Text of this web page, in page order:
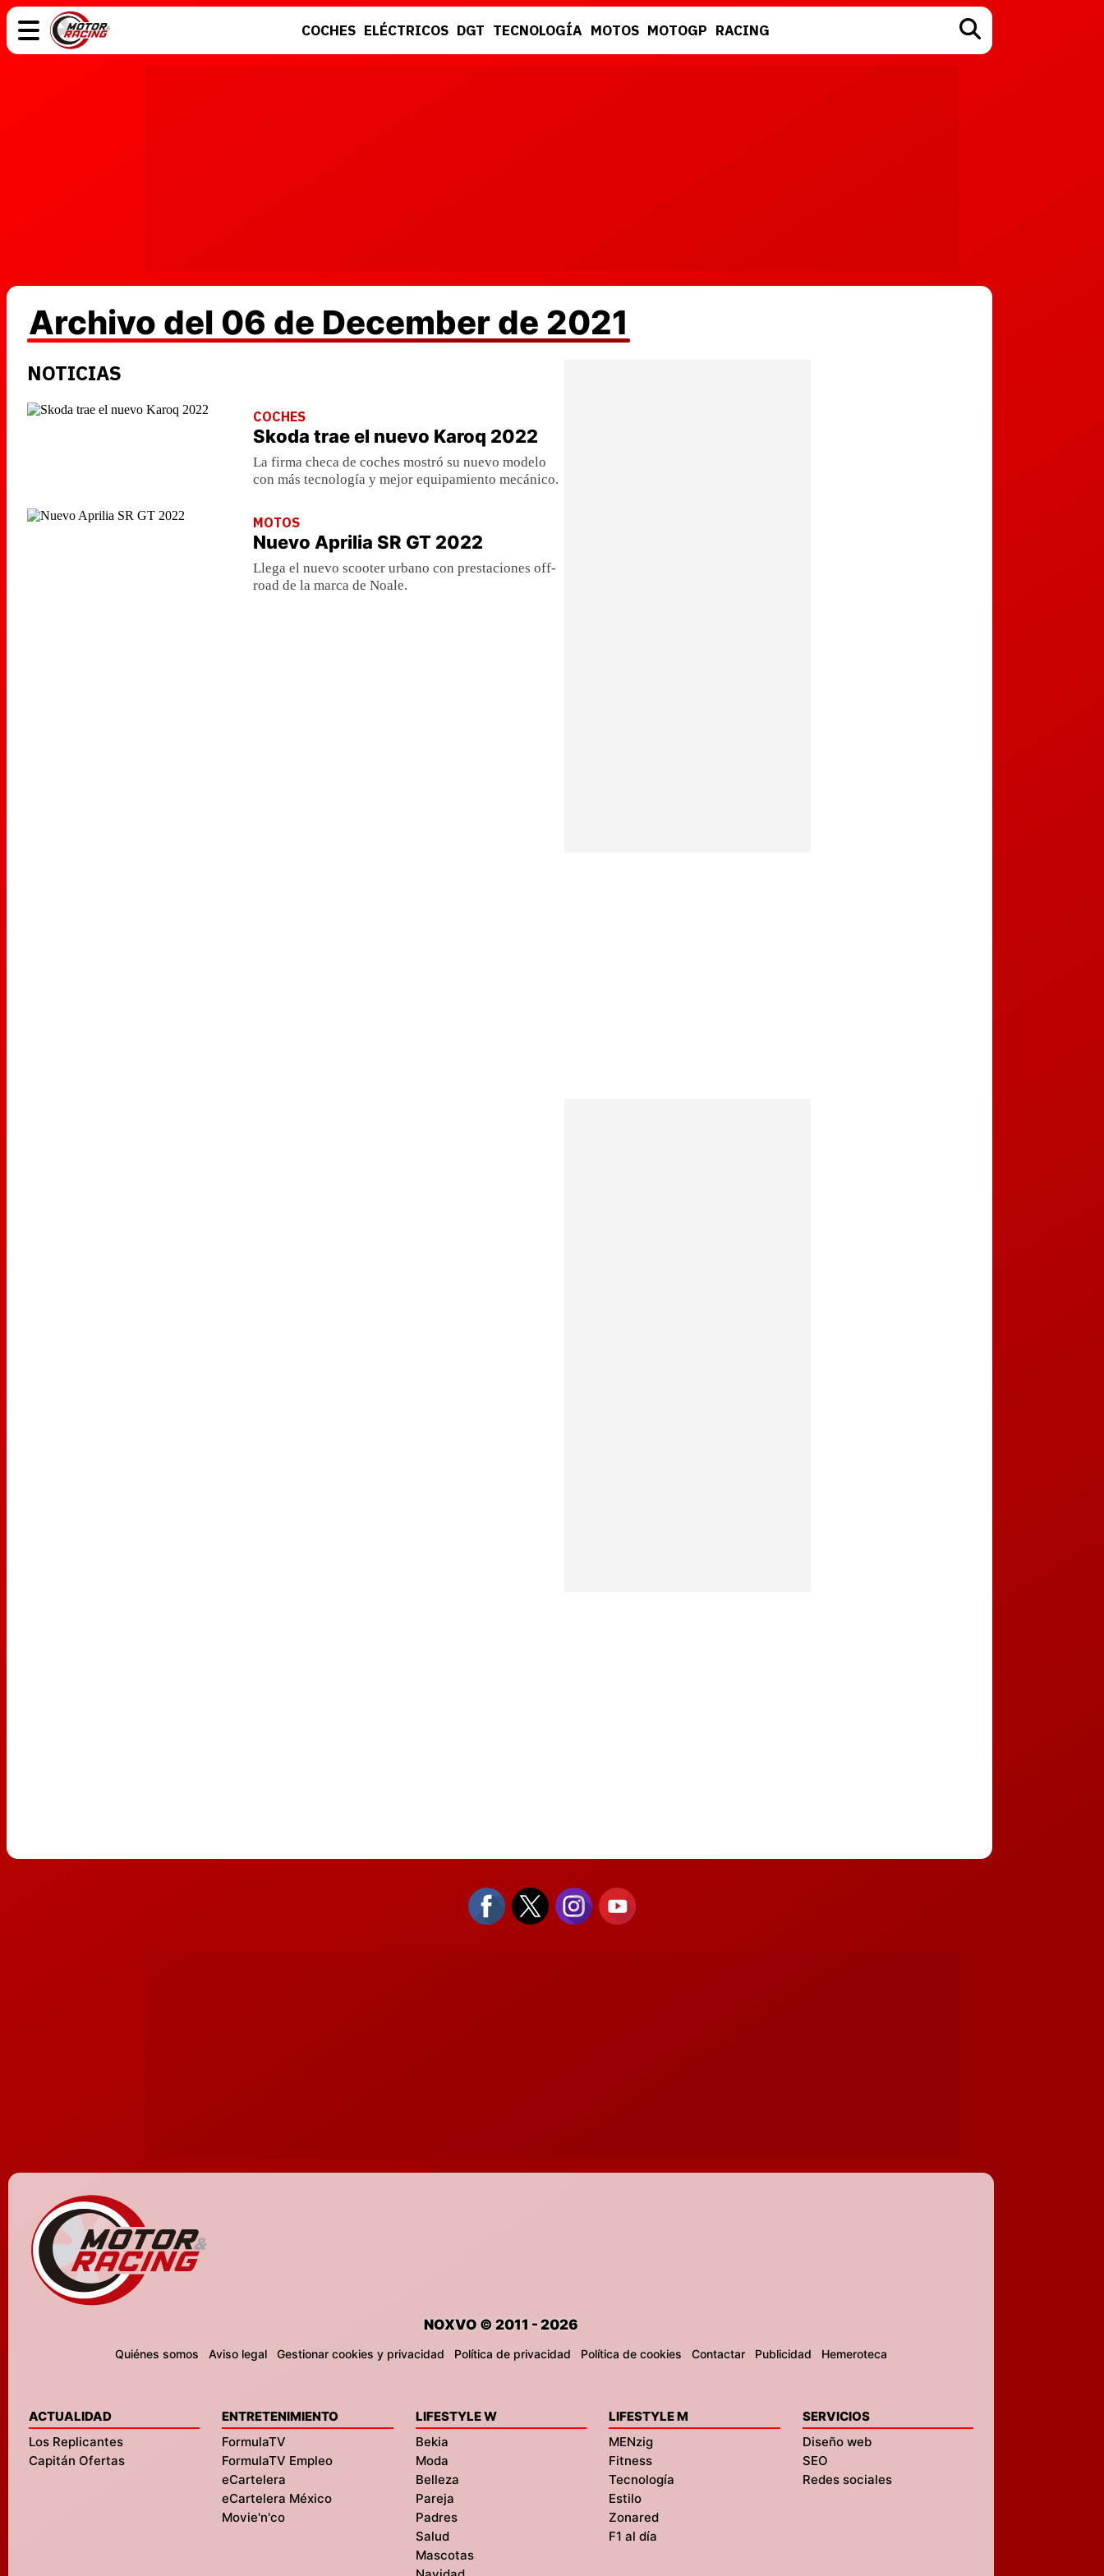
COCHES ELÉCTRICOS DGT TECNOLOGÍA MOTOS MOTOGP RACING
Archivo del 06 de December de 2021
NOTICIAS
COCHES
Skoda trae el nuevo Karoq 2022
La firma checa de coches mostró su nuevo modelo
con más tecnología y mejor equipamiento mecánico.
MOTOS
Nuevo Aprilia SR GT 2022
Llega el nuevo scooter urbano con prestaciones off-
road de la marca de Noale.
NOXVO © 2011 - 2026
Quiénes somos Aviso legal Gestionar cookies y privacidad Política de privacidad Política de cookies Contactar Publicidad Hemeroteca
ACTUALIDAD
Los Replicantes
Capitán Ofertas
ENTRETENIMIENTO
FormulaTV
FormulaTV Empleo
eCartelera
eCartelera México
Movie'n'co
LIFESTYLE W
Bekia
Moda
Belleza
Pareja
Padres
Salud
Mascotas
LIFESTYLE M
MENzig
Fitness
Tecnología
Estilo
Zonared
F1 al día
SERVICIOS
Diseño web
SEO
Redes sociales